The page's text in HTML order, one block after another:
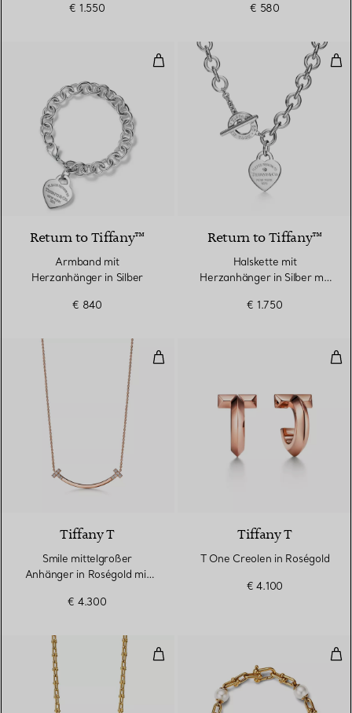
€ 1.550 € 580
Armband mit Herzanhänger in
Return to Tiffany™
Armband mit
Herzanhänger in Silber
€ 840
Return to Tiffany™
Halskette mit
Herzanhänger in Silber mit
€ 1.750
Smile mittelgroßer Anhänger in
Tiffany T
Smile mittelgroßer
Anhänger in Roségold mit
€ 4.300
T
Tiffany T
T One Creolen in Roségold
€ 4.100
Kleine Wickelhalskettein